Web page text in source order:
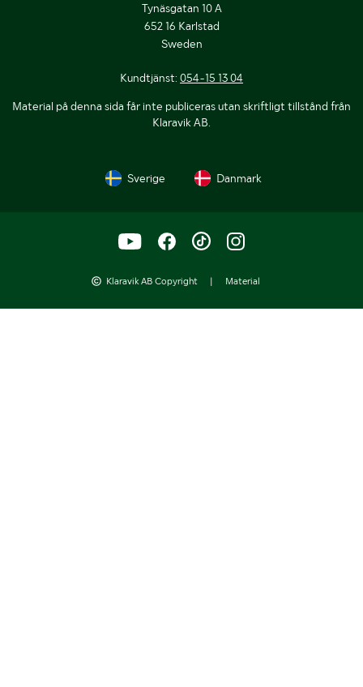
Tynäsgatan 10 A
652 16 Karlstad
Sweden
Kundtjänst: 054-15 13 04
Material på denna sida får inte publiceras utan skriftligt tillstånd från
Klaravik AB.
Sverige Danmark
Klaravik AB Copyright | Material